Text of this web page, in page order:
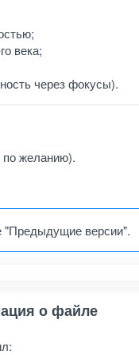
века;
через фокусы).
по желанию).
"Предыдущие версии".
о файле